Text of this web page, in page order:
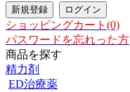
ショッピングカート(0)
パスワードを忘れった方
商品を探す
精力剤
ED治療薬